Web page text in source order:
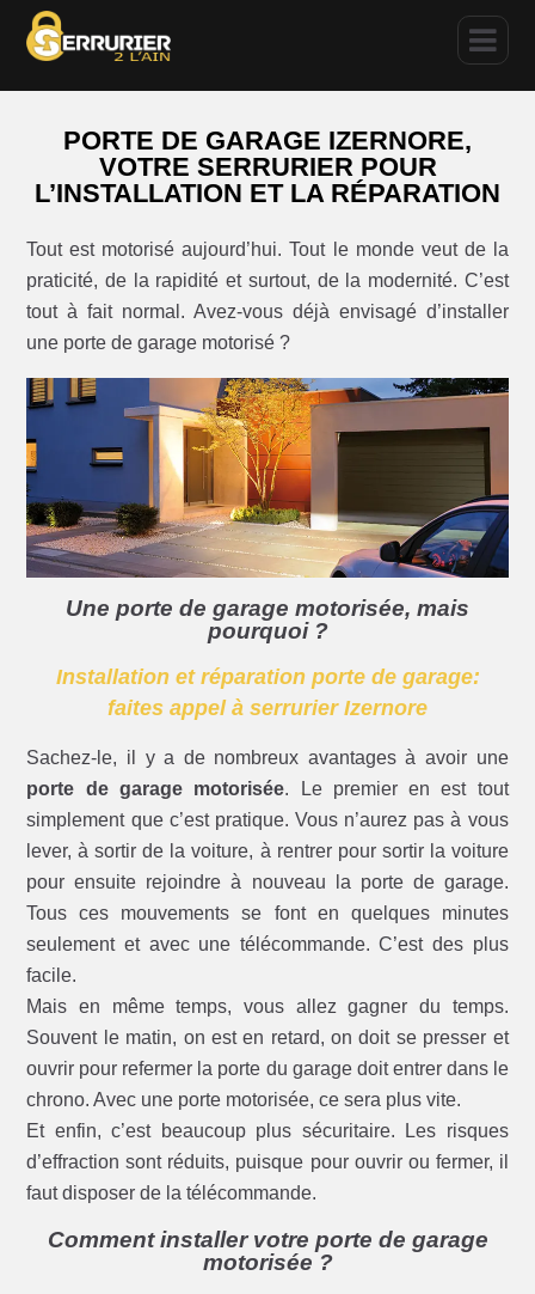
PORTE DE GARAGE IZERNORE,
VOTRE SERRURIER POUR
L’INSTALLATION ET LA RÉPARATION
Tout est motorisé aujourd’hui. Tout le monde veut de la
praticité, de la rapidité et surtout, de la modernité. C’est
tout à fait normal. Avez-vous déjà envisagé d’installer
une porte de garage motorisé ?
Une porte de garage motorisée, mais
pourquoi ?
Installation et réparation porte de garage:
faites appel à serrurier Izernore
Sachez-le, il y a de nombreux avantages à avoir une
porte de garage motorisée. Le premier en est tout
simplement que c’est pratique. Vous n’aurez pas à vous
lever, à sortir de la voiture, à rentrer pour sortir la voiture
pour ensuite rejoindre à nouveau la porte de garage.
Tous ces mouvements se font en quelques minutes
seulement et avec une télécommande. C’est des plus
facile.
Mais en même temps, vous allez gagner du temps.
Souvent le matin, on est en retard, on doit se presser et
ouvrir pour refermer la porte du garage doit entrer dans le
chrono. Avec une porte motorisée, ce sera plus vite.
Et enfin, c’est beaucoup plus sécuritaire. Les risques
d’effraction sont réduits, puisque pour ouvrir ou fermer, il
faut disposer de la télécommande.
Comment installer votre porte de garage
motorisée ?